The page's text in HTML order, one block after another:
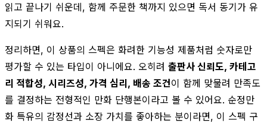
읽고 끝나기 쉬운데, 함께 주문한 책까지 있으면 독서 동기가 유
지되기 쉬워요.
정리하면, 이 상품의 스펙은 화려한 기능성 제품처럼 숫자로만
평가할 수 있는 타입이 아니에요. 오히려 출판사 신뢰도, 카테고
리 적합성, 시리즈성, 가격 심리, 배송 조건이 함께 맞물려 만족도
를 결정하는 전형적인 만화 단행본이라고 볼 수 있어요. 순정만
화 특유의 감정선과 소장 가치를 좋아하는 분이라면, 이 스펙 구